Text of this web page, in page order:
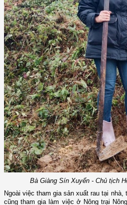
Bà Giàng Sín Xuyển - Chủ tịch
Ngoài việc tham gia sản xuất rau tại
cũng tham gia làm việc ở Nông trại